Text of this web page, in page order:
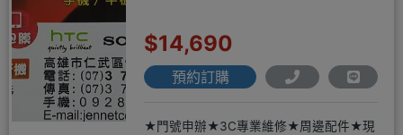
$14,690
預約訂購
★門號申辦★3C專業維修★周邊配件★現